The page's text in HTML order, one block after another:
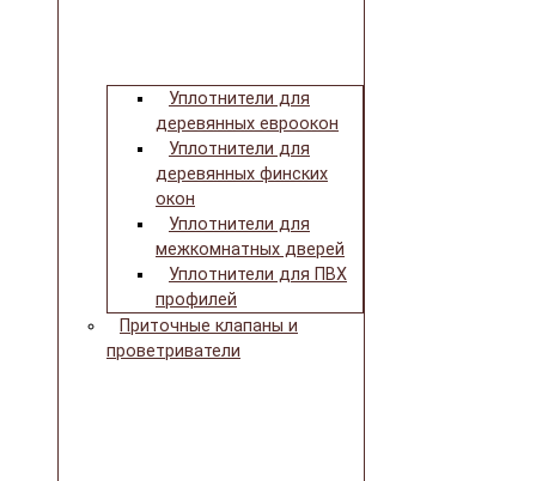
Уплотнители для
деревянных евроокон
Уплотнители для
деревянных финских
окон
Уплотнители для
межкомнатных дверей
Уплотнители для ПВХ
профилей
Приточные клапаны и
проветриватели